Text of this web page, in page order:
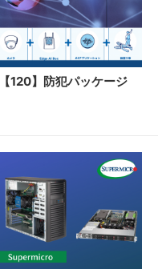
【120】防犯パッケージ